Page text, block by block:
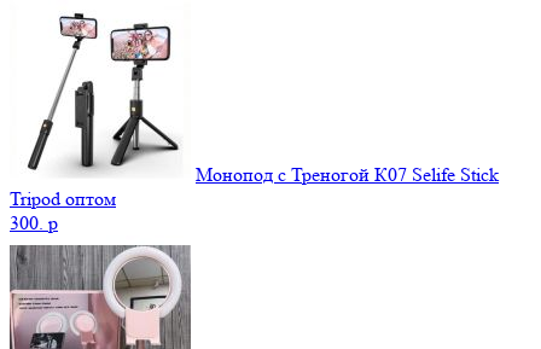
Монопод с Треногой К07 Selife Stick
Tripod оптом
300. p